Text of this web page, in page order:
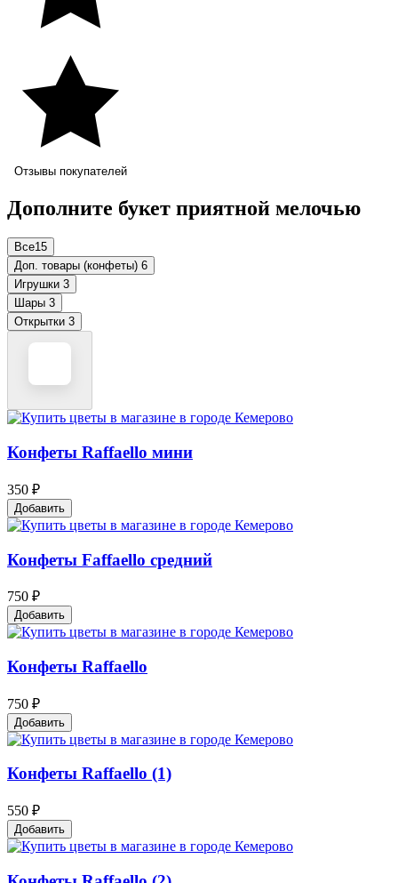
Отзывы покупателей
Дополните букет приятной мелочью
Все15
Доп. товары (конфеты) 6
Игрушки 3
Шары 3
Открытки 3
Конфеты Raffaello мини
350 ₽
Добавить
Конфеты Faffaello средний
750 ₽
Добавить
Конфеты Raffaello
750 ₽
Добавить
Конфеты Raffaello (1)
550 ₽
Добавить